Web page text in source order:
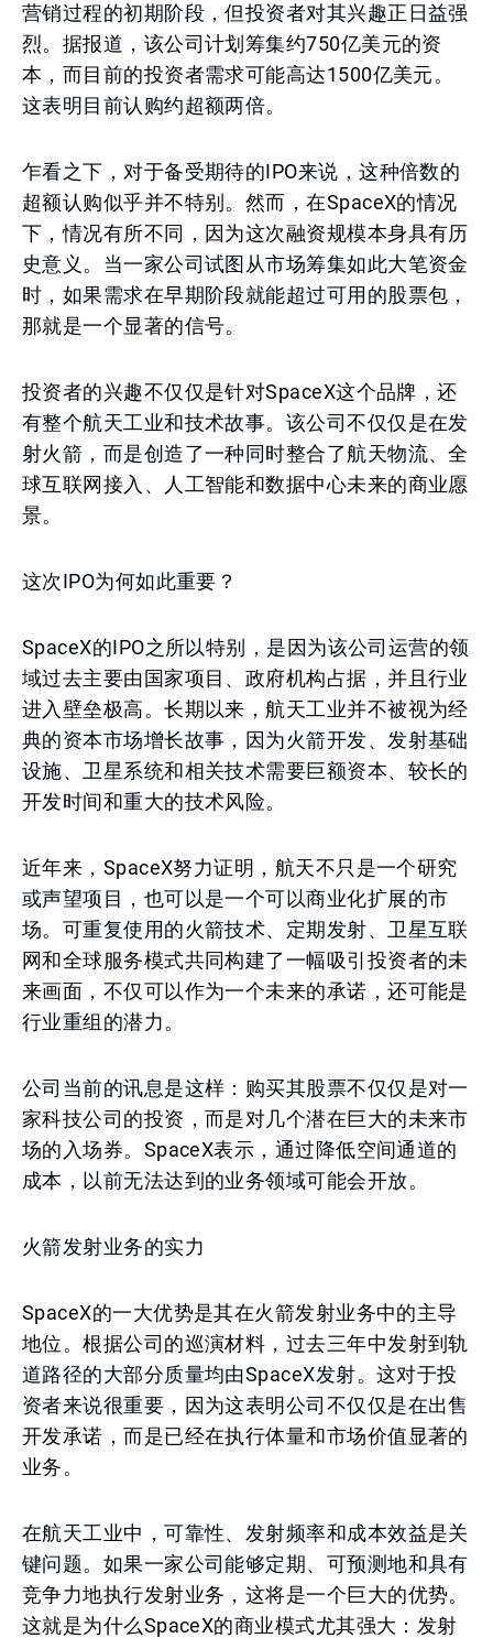
营销过程的初期阶段，但投资者对其兴趣正日益强
烈。据报道，该公司计划筹集约750亿美元的资
本，而目前的投资者需求可能高达1500亿美元。
这表明目前认购约超额两倍。
乍看之下，对于备受期待的IPO来说，这种倍数的
超额认购似乎并不特别。然而，在SpaceX的情况
下，情况有所不同，因为这次融资规模本身具有历
史意义。当一家公司试图从市场筹集如此大笔资金
时，如果需求在早期阶段就能超过可用的股票包，
那就是一个显著的信号。
投资者的兴趣不仅仅是针对SpaceX这个品牌，还
有整个航天工业和技术故事。该公司不仅仅是在发
射火箭，而是创造了一种同时整合了航天物流、全
球互联网接入、人工智能和数据中心未来的商业愿
景。
这次IPO为何如此重要？
SpaceX的IPO之所以特别，是因为该公司运营的领
域过去主要由国家项目、政府机构占据，并且行业
进入壁垒极高。长期以来，航天工业并不被视为经
典的资本市场增长故事，因为火箭开发、发射基础
设施、卫星系统和相关技术需要巨额资本、较长的
开发时间和重大的技术风险。
近年来，SpaceX努力证明，航天不只是一个研究
或声望项目，也可以是一个可以商业化扩展的市
场。可重复使用的火箭技术、定期发射、卫星互联
网和全球服务模式共同构建了一幅吸引投资者的未
来画面，不仅可以作为一个未来的承诺，还可能是
行业重组的潜力。
公司当前的讯息是这样：购买其股票不仅仅是对一
家科技公司的投资，而是对几个潜在巨大的未来市
场的入场券。SpaceX表示，通过降低空间通道的
成本，以前无法达到的业务领域可能会开放。
火箭发射业务的实力
SpaceX的一大优势是其在火箭发射业务中的主导
地位。根据公司的巡演材料，过去三年中发射到轨
道路径的大部分质量均由SpaceX发射。这对于投
资者来说很重要，因为这表明公司不仅仅是在出售
开发承诺，而是已经在执行体量和市场价值显著的
业务。
在航天工业中，可靠性、发射频率和成本效益是关
键问题。如果一家公司能够定期、可预测地和具有
竞争力地执行发射业务，这将是一个巨大的优势。
这就是为什么SpaceX的商业模式尤其强大：发射